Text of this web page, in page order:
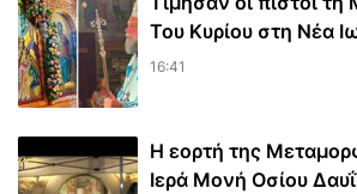
Του Κυρίου στη Νέα
16:41
Η εορτή της
Ιερά Μονή Οσίου